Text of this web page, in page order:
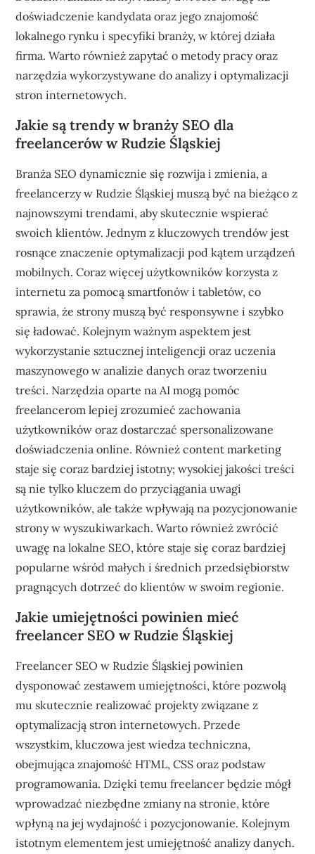
doświadczenie kandydata oraz jego znajomość
lokalnego rynku i specyfiki branży, w której działa
firma. Warto również zapytać o metody pracy oraz
narzędzia wykorzystywane do analizy i optymalizacji
stron internetowych.
Jakie są trendy w branży SEO dla
freelancerów w Rudzie Śląskiej
Branża SEO dynamicznie się rozwija i zmienia, a
freelancerzy w Rudzie Śląskiej muszą być na bieżąco z
najnowszymi trendami, aby skutecznie wspierać
swoich klientów. Jednym z kluczowych trendów jest
rosnące znaczenie optymalizacji pod kątem urządzeń
mobilnych. Coraz więcej użytkowników korzysta z
internetu za pomocą smartfonów i tabletów, co
sprawia, że strony muszą być responsywne i szybko
się ładować. Kolejnym ważnym aspektem jest
wykorzystanie sztucznej inteligencji oraz uczenia
maszynowego w analizie danych oraz tworzeniu
treści. Narzędzia oparte na AI mogą pomóc
freelancerom lepiej zrozumieć zachowania
użytkowników oraz dostarczać spersonalizowane
doświadczenia online. Również content marketing
staje się coraz bardziej istotny; wysokiej jakości treści
są nie tylko kluczem do przyciągania uwagi
użytkowników, ale także wpływają na pozycjonowanie
strony w wyszukiwarkach. Warto również zwrócić
uwagę na lokalne SEO, które staje się coraz bardziej
popularne wśród małych i średnich przedsiębiorstw
pragnących dotrzeć do klientów w swoim regionie.
Jakie umiejętności powinien mieć
freelancer SEO w Rudzie Śląskiej
Freelancer SEO w Rudzie Śląskiej powinien
dysponować zestawem umiejętności, które pozwolą
mu skutecznie realizować projekty związane z
optymalizacją stron internetowych. Przede
wszystkim, kluczowa jest wiedza techniczna,
obejmująca znajomość HTML, CSS oraz podstaw
programowania. Dzięki temu freelancer będzie mógł
wprowadzać niezbędne zmiany na stronie, które
wpłyną na jej wydajność i pozycjonowanie. Kolejnym
istotnym elementem jest umiejętność analizy danych.